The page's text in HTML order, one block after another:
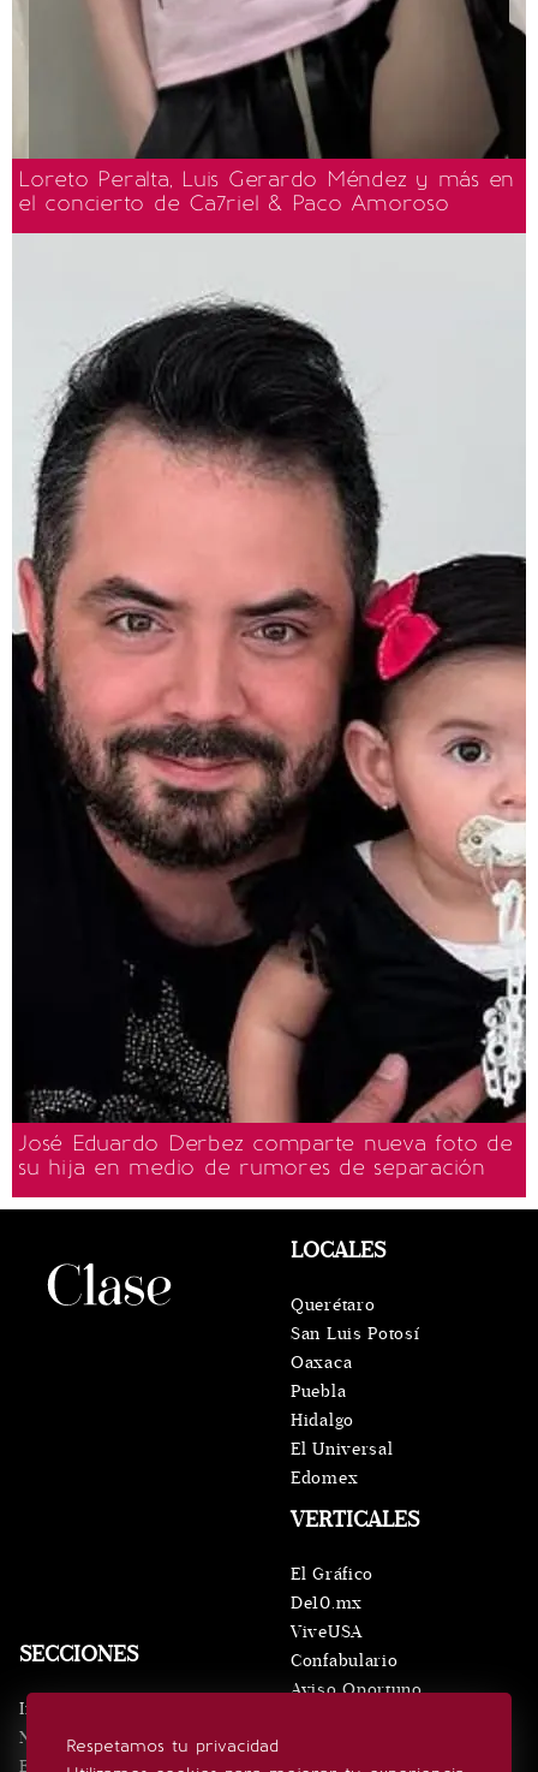
Loreto Peralta, Luis Gerardo Méndez y más en
el concierto de Ca7riel & Paco Amoroso
José Eduardo Derbez comparte nueva foto de
su hija en medio de rumores de separación
Respetamos tu privacidad
SECCIONES
Inicio
Noticias
Eventos
VERTICALES
El Gráfico
De10.mx
ViveUSA
Confabulario
Aviso Oportuno
LOCALES
Querétaro
San Luis Potosí
Oaxaca
Puebla
Hidalgo
El Universal
Edomex